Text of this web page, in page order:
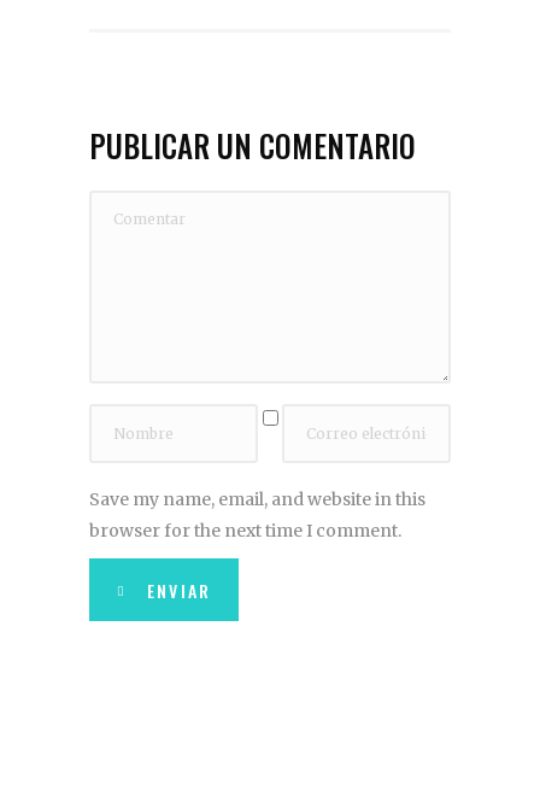
PUBLICAR UN COMENTARIO
Save my name, email, and website in this
browser for the next time I comment.
ENVIAR